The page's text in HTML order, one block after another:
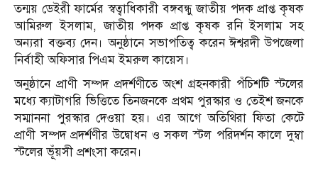
তন্ময় ডেইরী ফার্মের স্বত্বাধিকারী বঙ্গবন্ধু জাতীয় পদক প্রাপ্ত কৃষক
আমিরুল ইসলাম, জাতীয় পদক প্রাপ্ত কৃষক রনি ইসলাম সহ
অন্যরা বক্তব্য দেন। অনুষ্ঠানে সভাপতিত্ব করেন ঈশ্বরদী উপজেলা
নির্বাহী অফিসার পিএম ইমরুল কায়েস।
অনুষ্ঠানে প্রাণী সম্পদ প্রদর্শণীতে অংশ গ্রহনকারী পঁচিশটি স্টলের
মধ্যে ক্যাটাগরি ভিত্তিতে তিনজনকে প্রথম পুরস্কার ও তেইশ জনকে
সম্মাননা পুরস্কার দেওয়া হয়। এর আগে অতিথিরা ফিতা কেটে
প্রাণী সম্পদ প্রদর্শণীর উদ্বোধন ও সকল স্টল পরিদর্শন কালে দুম্বা
স্টলের ভূঁয়সী প্রশংসা করেন।